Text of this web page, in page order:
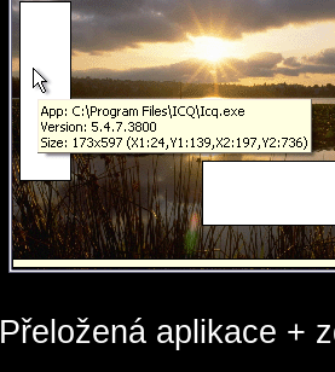
Přeložená aplikace +